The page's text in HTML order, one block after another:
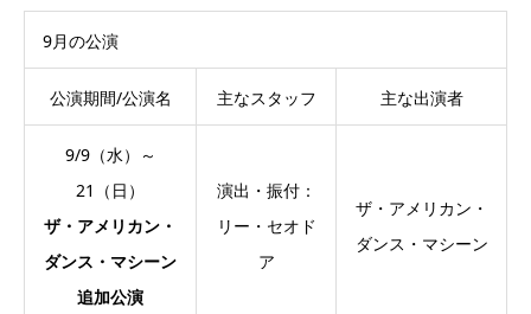
9月の公演
公演期間/公演名 主なスタッフ 主な出演者
9/9（水）～
21（日）
ザ・アメリカン・
ダンス・マシーン
追加公演
演出・振付：
リー・セオド
ア
ザ・アメリカン・
ダンス・マシーン